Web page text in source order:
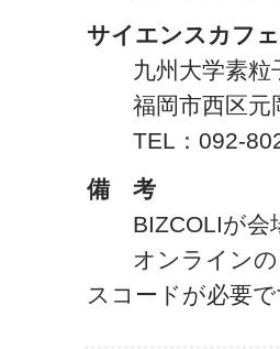
サイエンスカフ
九州大学素粒
福岡市西区元
TEL：092-
備 考
BIZCOLIが会
オンラインの
スコードが必要